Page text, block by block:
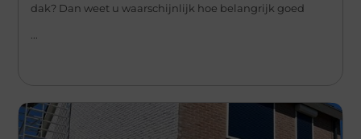
dak? Dan weet u waarschijnlijk hoe belangrijk goed